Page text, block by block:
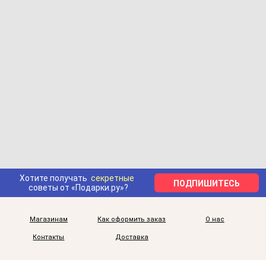
Хотите получать секретные
советы от «Подарки.ру»?
ПОДПИШИТЕСЬ
Магазинам Как оформить заказ О нас
Контакты Доставка